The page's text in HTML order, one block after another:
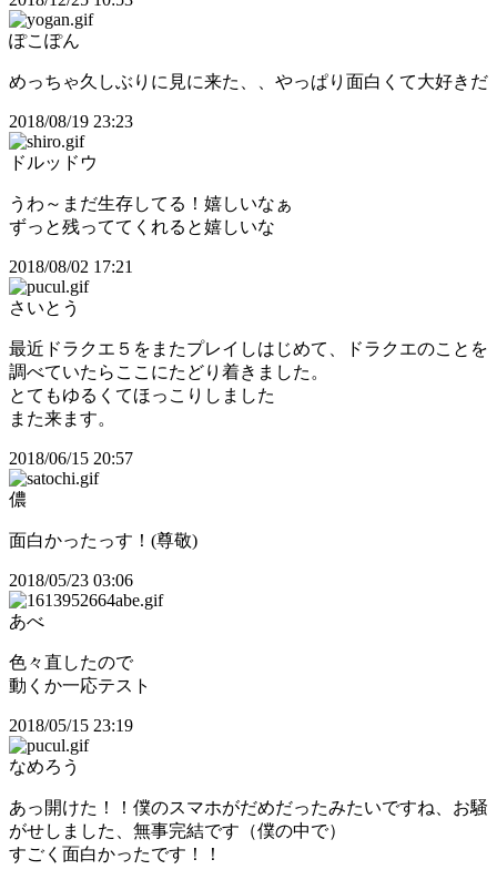
ぽこぽん
めっちゃ久しぶりに見に来た、、やっぱり面白くて大好きだ
2018/08/19 23:23
ドルッドウ
うわ～まだ生存してる！嬉しいなぁ
ずっと残っててくれると嬉しいな
2018/08/02 17:21
さいとう
最近ドラクエ５をまたプレイしはじめて、ドラクエのことを
調べていたらここにたどり着きました。
とてもゆるくてほっこりしました
また来ます。
2018/06/15 20:57
儂
面白かったっす！(尊敬)
2018/05/23 03:06
あべ
色々直したので
動くか一応テスト
2018/05/15 23:19
なめろう
あっ開けた！！僕のスマホがだめだったみたいですね、お騒
がせしました、無事完結です（僕の中で）
すごく面白かったです！！